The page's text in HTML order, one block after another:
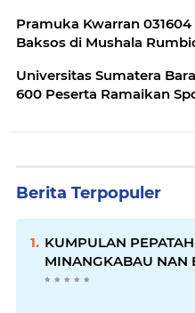
Pramuka Kwarran
Baksos di Mushala
Universitas Sumatera
600 Peserta Ramaikan
Berita Terpopuler
KUMPULAN
MINANGKABAU NAN